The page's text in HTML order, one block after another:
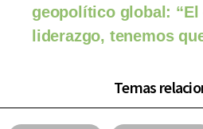
geopolítico global: “El
liderazgo, tenemos
Temas